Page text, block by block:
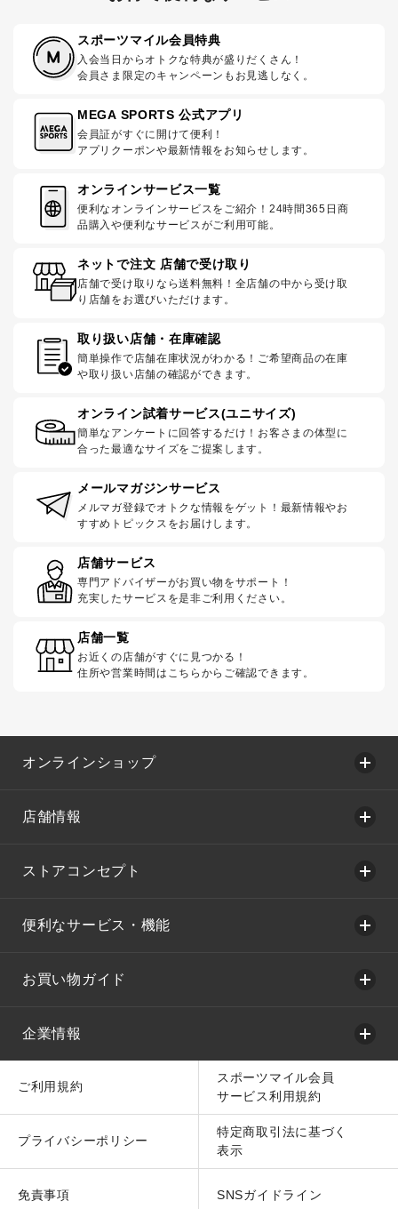
スポーツマイル会員特典
入会当日からオトクな特典が盛りだくさん！
会員さま限定のキャンペーンもお見逃しなく。
MEGA SPORTS 公式アプリ
会員証がすぐに開けて便利！
アプリクーポンや最新情報をお知らせします。
オンラインサービス一覧
便利なオンラインサービスをご紹介！24時間365日商
品購入や便利なサービスがご利用可能。
ネットで注文 店舗で受け取り
店舗で受け取りなら送料無料！全店舗の中から受け取
り店舗をお選びいただけます。
取り扱い店舗・在庫確認
簡単操作で店舗在庫状況がわかる！ご希望商品の在庫
や取り扱い店舗の確認ができます。
オンライン試着サービス(ユニサイズ)
簡単なアンケートに回答するだけ！お客さまの体型に
合った最適なサイズをご提案します。
メールマガジンサービス
メルマガ登録でオトクな情報をゲット！最新情報やお
すすめトピックスをお届けします。
店舗サービス
専門アドバイザーがお買い物をサポート！
充実したサービスを是非ご利用ください。
店舗一覧
お近くの店舗がすぐに見つかる！
住所や営業時間はこちらからご確認できます。
オンラインショップ
店舗情報
ストアコンセプト
便利なサービス・機能
お買い物ガイド
企業情報
ご利用規約
スポーツマイル会員
サービス利用規約
プライバシーポリシー
特定商取引法に基づく
表示
免責事項 SNSガイドライン